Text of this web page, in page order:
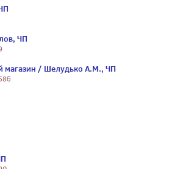
ЧП
магазин / Шелудько А.М., ЧП